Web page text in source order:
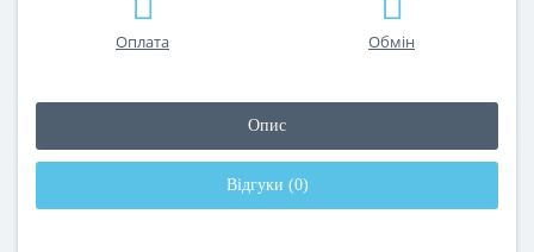
Оплата Обмін
Опис
Відгуки (0)